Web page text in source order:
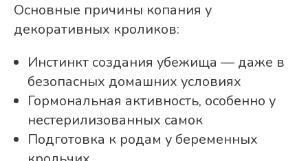
Основные причины копания у
декоративных кроликов:
Инстинкт создания убежища — даже в
безопасных домашних условиях
Гормональная активность, особенно у
нестерилизованных самок
Подготовка к родам у беременных